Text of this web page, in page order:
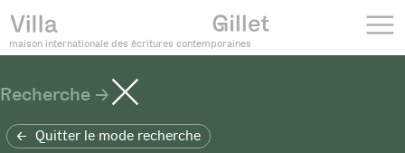
maison internationale des écritures contemporaines
Recherche
Quitter le mode recherche